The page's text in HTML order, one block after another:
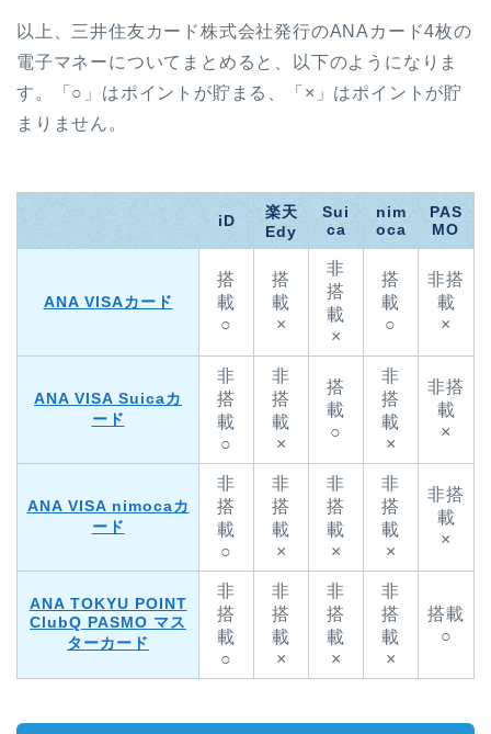
以上、三井住友カード株式会社発行のANAカード4枚の
電子マネーについてまとめると、以下のようになりま
す。「○」はポイントが貯まる、「×」はポイントが貯
まりません。
iD
楽天
Edy
Sui
ca
nim
oca
PAS
MO
ANA VISAカード
搭
載
○
搭
載
×
非
搭
載
×
搭
載
○
非搭
載
×
ANA VISA Suicaカ
ード
非
搭
載
○
非
搭
載
×
搭
載
○
非
搭
載
×
非搭
載
×
ANA VISA nimocaカ
ード
非
搭
載
○
非
搭
載
×
非
搭
載
×
非
搭
載
×
非搭
載
×
ANA TOKYU POINT
ClubQ PASMO マス
ターカード
非
搭
載
○
非
搭
載
×
非
搭
載
×
非
搭
載
×
搭載
○